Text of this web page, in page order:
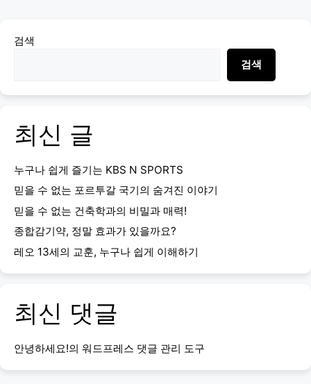
검색
검색
최신 글
누구나 쉽게 즐기는 KBS N SPORTS
믿을 수 없는 포르투갈 국기의 숨겨진 이야기
믿을 수 없는 건축학과의 비밀과 매력!
종합감기약, 정말 효과가 있을까요?
레오 13세의 교훈, 누구나 쉽게 이해하기
최신 댓글
안녕하세요!의 워드프레스 댓글 관리 도구